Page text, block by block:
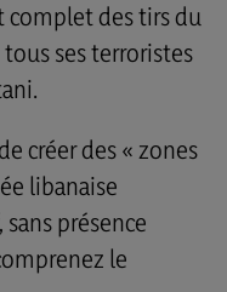
complet des tirs du
ses terroristes
créer des « zones
libanaise
présence
le